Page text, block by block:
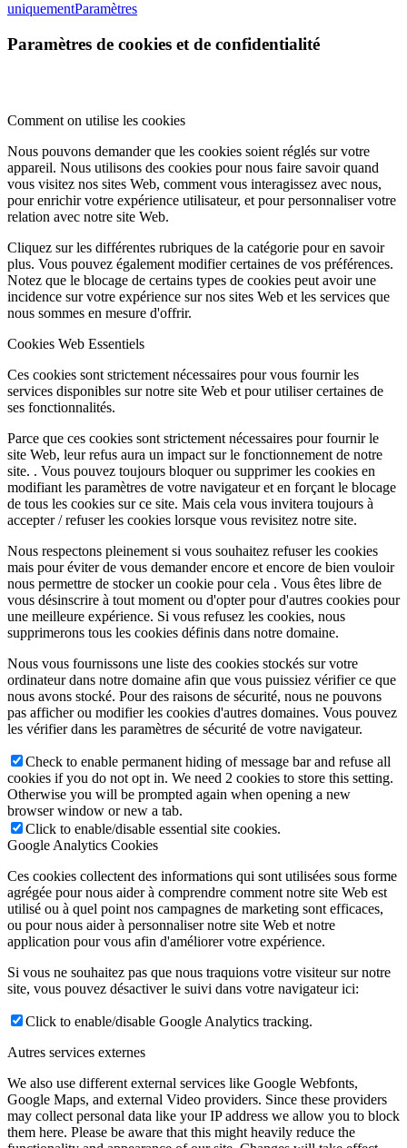
uniquementParamètres
Paramètres de cookies et de confidentialité
Comment on utilise les cookies
Nous pouvons demander que les cookies soient réglés sur votre
appareil. Nous utilisons des cookies pour nous faire savoir quand
vous visitez nos sites Web, comment vous interagissez avec nous,
pour enrichir votre expérience utilisateur, et pour personnaliser votre
relation avec notre site Web.
Cliquez sur les différentes rubriques de la catégorie pour en savoir
plus. Vous pouvez également modifier certaines de vos préférences.
Notez que le blocage de certains types de cookies peut avoir une
incidence sur votre expérience sur nos sites Web et les services que
nous sommes en mesure d'offrir.
Cookies Web Essentiels
Ces cookies sont strictement nécessaires pour vous fournir les
services disponibles sur notre site Web et pour utiliser certaines de
ses fonctionnalités.
Parce que ces cookies sont strictement nécessaires pour fournir le
site Web, leur refus aura un impact sur le fonctionnement de notre
site. . Vous pouvez toujours bloquer ou supprimer les cookies en
modifiant les paramètres de votre navigateur et en forçant le blocage
de tous les cookies sur ce site. Mais cela vous invitera toujours à
accepter / refuser les cookies lorsque vous revisitez notre site.
Nous respectons pleinement si vous souhaitez refuser les cookies
mais pour éviter de vous demander encore et encore de bien vouloir
nous permettre de stocker un cookie pour cela . Vous êtes libre de
vous désinscrire à tout moment ou d'opter pour d'autres cookies pour
une meilleure expérience. Si vous refusez les cookies, nous
supprimerons tous les cookies définis dans notre domaine.
Nous vous fournissons une liste des cookies stockés sur votre
ordinateur dans notre domaine afin que vous puissiez vérifier ce que
nous avons stocké. Pour des raisons de sécurité, nous ne pouvons
pas afficher ou modifier les cookies d'autres domaines. Vous pouvez
les vérifier dans les paramètres de sécurité de votre navigateur.
Check to enable permanent hiding of message bar and refuse all
cookies if you do not opt in. We need 2 cookies to store this setting.
Otherwise you will be prompted again when opening a new
browser window or new a tab.
Click to enable/disable essential site cookies.
Google Analytics Cookies
Ces cookies collectent des informations qui sont utilisées sous forme
agrégée pour nous aider à comprendre comment notre site Web est
utilisé ou à quel point nos campagnes de marketing sont efficaces,
ou pour nous aider à personnaliser notre site Web et notre
application pour vous afin d'améliorer votre expérience.
Si vous ne souhaitez pas que nous traquions votre visiteur sur notre
site, vous pouvez désactiver le suivi dans votre navigateur ici:
Click to enable/disable Google Analytics tracking.
Autres services externes
We also use different external services like Google Webfonts,
Google Maps, and external Video providers. Since these providers
may collect personal data like your IP address we allow you to block
them here. Please be aware that this might heavily reduce the